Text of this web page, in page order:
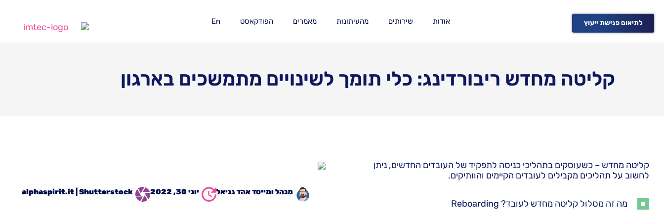
לתיאום פגישת ייעוץ אודות שירותים מהעיתונות מאמרים הפודקאסט En
קליטה מחדש ריבורדינג: כלי תומך לשינויים מתמשכים בארגון
קליטה מחדש – כשעוסקים בתהליכי כניסה לתפקיד של העובדים החדשים, ניתן
לחשוב על תהליכים מקבילים לעובדים הקיימים והוותיקים.
מה זה מסלול קליטה מחדש לעובד? Reboarding
מנהל ומייסדאהד גניאל יוני 30, 2022 alphaspirit.it | Shutterstock